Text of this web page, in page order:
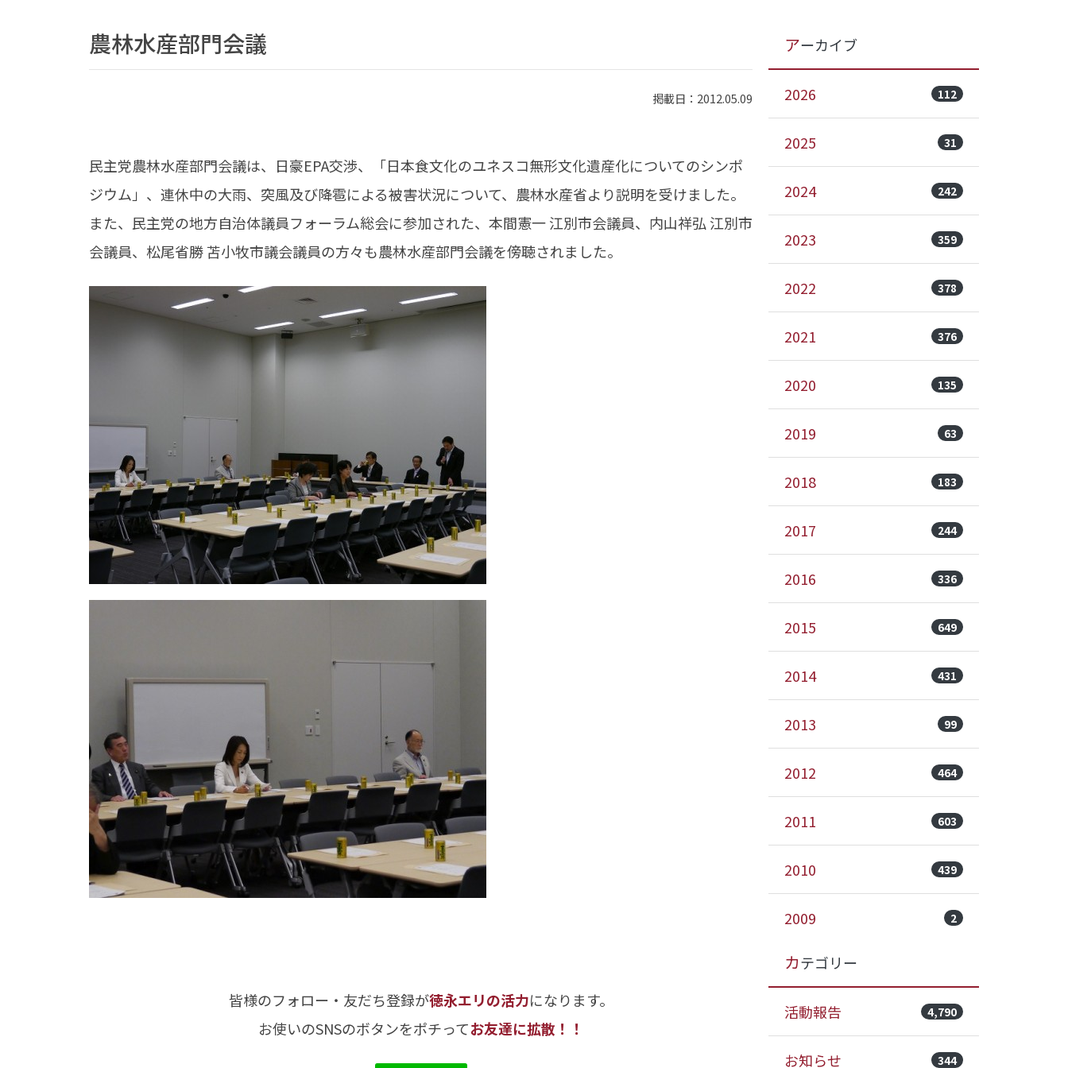
農林水産部門会議
掲載日：2012.05.09
民主党農林水産部門会議は、日豪EPA交渉、「日本食文化のユネスコ無形文化遺産化についてのシンポ
ジウム」、連休中の大雨、突風及び降雹による被害状況について、農林水産省より説明を受けました。
また、民主党の地方自治体議員フォーラム総会に参加された、本間憲一 江別市会議員、内山祥弘 江別市
会議員、松尾省勝 苫小牧市議会議員の方々も農林水産部門会議を傍聴されました。
皆様のフォロー・友だち登録が徳永エリの活力になります。
お使いのSNSのボタンをポチってお友達に拡散！！
アーカイブ
2026 112
2025 31
2024 242
2023 359
2022 378
2021 376
2020 135
2019 63
2018 183
2017 244
2016 336
2015 649
2014 431
2013 99
2012 464
2011 603
2010 439
2009 2
カテゴリー
活動報告 4,790
お知らせ 344